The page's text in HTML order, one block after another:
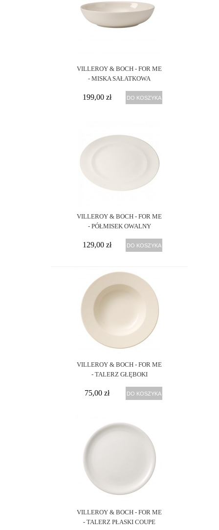
VILLEROY & BOCH - FOR ME
- MISKA SAŁATKOWA
199,00 zł DO KOSZYKA
VILLEROY & BOCH - FOR ME
- PÓŁMISEK OWALNY
129,00 zł DO KOSZYKA
VILLEROY & BOCH - FOR ME
- TALERZ GŁĘBOKI
75,00 zł DO KOSZYKA
VILLEROY & BOCH - FOR ME
- TALERZ PŁASKI COUPE